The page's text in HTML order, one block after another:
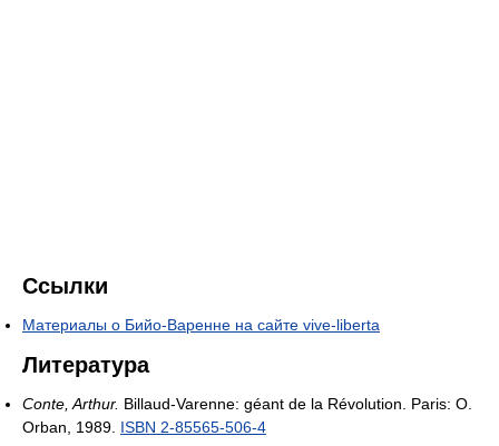
Ссылки
Материалы о Бийо-Варенне на сайте vive-liberta
Литература
Conte, Arthur. Billaud-Varenne: géant de la Révolution. Paris: O.
Orban, 1989. ISBN 2-85565-506-4